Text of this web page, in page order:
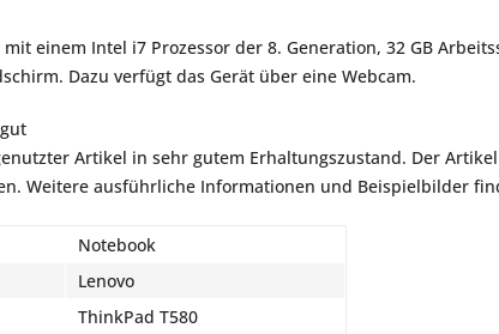
mit einem Intel i7 Prozessor der 8. Generation, 32 GB
Dazu verfügt das Gerät über eine Webcam.
Artikel in sehr gutem Erhaltungszustand. Der
Weitere ausführliche Informationen und Beispielbilder
Notebook
Lenovo
ThinkPad T580